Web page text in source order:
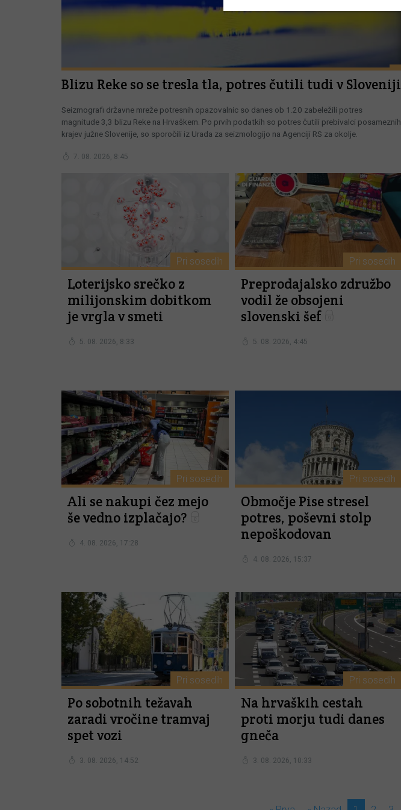
Blizu Reke so se tresla tla, potres čutili tudi v Sloveniji
Seizmografi državne mreže potresnih opazovalnic so danes ob 1.20 zabeležili potres
magnitude 3,3 blizu Reke na Hrvaškem. Po prvih podatkih so potres čutili prebivalci posameznih
krajev južne Slovenije, so sporočili iz Urada za seizmologijo na Agenciji RS za okolje.
7. 08. 2026, 8:45
Pri sosedih
Loterijsko srečko z
milijonskim dobitkom
je vrgla v smeti
5. 08. 2026, 8:33
Pri sosedih
Preprodajalsko združbo
vodil že obsojeni
slovenski šef
5. 08. 2026, 4:45
Pri sosedih
Ali se nakupi čez mejo
še vedno izplačajo?
4. 08. 2026, 17:28
Pri sosedih
Območje Pise stresel
potres, poševni stolp
nepoškodovan
4. 08. 2026, 15:37
Pri sosedih
Po sobotnih težavah
zaradi vročine tramvaj
spet vozi
3. 08. 2026, 14:52
Pri sosedih
Na hrvaških cestah
proti morju tudi danes
gneča
3. 08. 2026, 10:33